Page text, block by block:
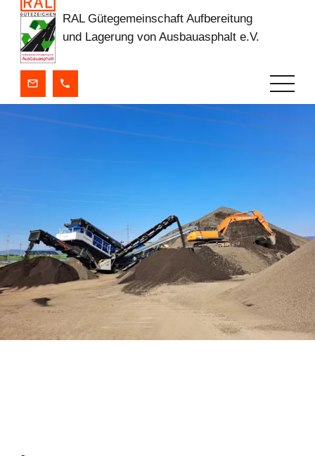
RAL Gütegemeinschaft Aufbereitung
und Lagerung von Ausbauasphalt e.V.